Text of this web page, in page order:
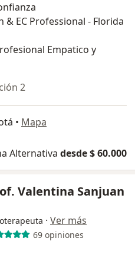
& EC Professional - Florida
Empatico y
2
• Mapa
Alternativa desde $ 60.000
Valentina Sanjuan
· Ver más
69 opiniones